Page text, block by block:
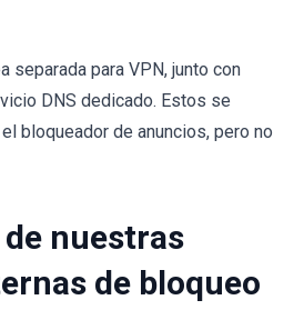
separada para VPN, junto con
DNS dedicado. Estos se
bloqueador de anuncios, pero no
nuestras
de bloqueo